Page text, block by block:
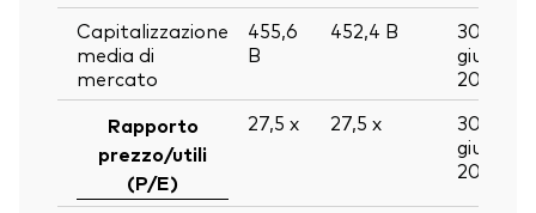
Capitalizzazione
media di
mercato
455,6
B
452,4 B
30
giu
2026
Rapporto
prezzo/utili
(P/E)
27,5 x 27,5 x
30
giu
2026